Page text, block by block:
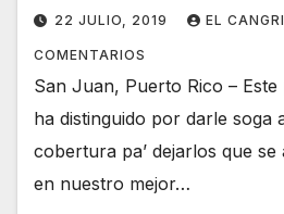
22 JULIO, 2019 EL
COMENTARIOS
San Juan, Puerto Rico –
ha distinguido por darle soga
cobertura pa’ dejarlos que
en nuestro mejor…